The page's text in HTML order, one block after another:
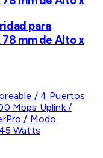
para
78 mm de Alto x